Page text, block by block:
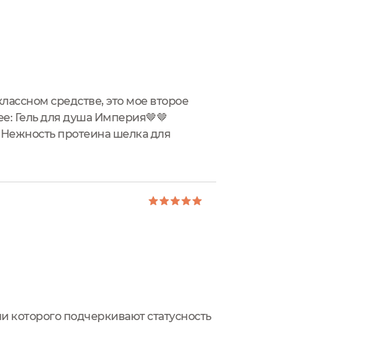
средстве, это мое второе
Гель для душа Империя🤎🤎
протеина шелка для
подчеркивают статусность